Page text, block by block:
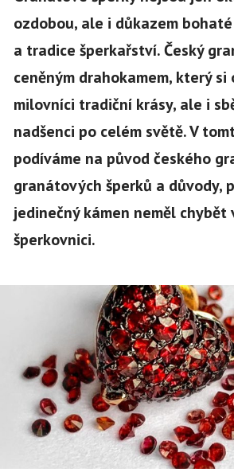
ozdobou, ale i důkazem
a tradice šperkařství. Český
ceněným drahokamem, který
milovníci tradiční krásy, ale i
nadšenci po celém světě. V
podíváme na původ českého
granátových šperků a důvody,
jedinečný kámen neměl chybět
šperkovnici.